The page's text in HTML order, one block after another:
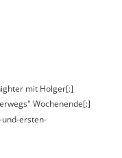
mit Holger[:]
Wochenende[:]
ersten-